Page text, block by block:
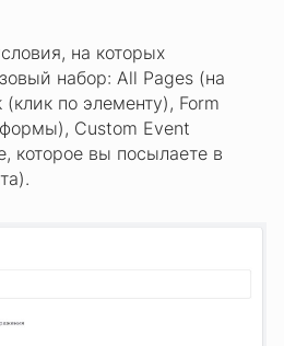
на которых
набор: All Pages (на
по элементу), Form
Custom Event
которое вы посылаете в